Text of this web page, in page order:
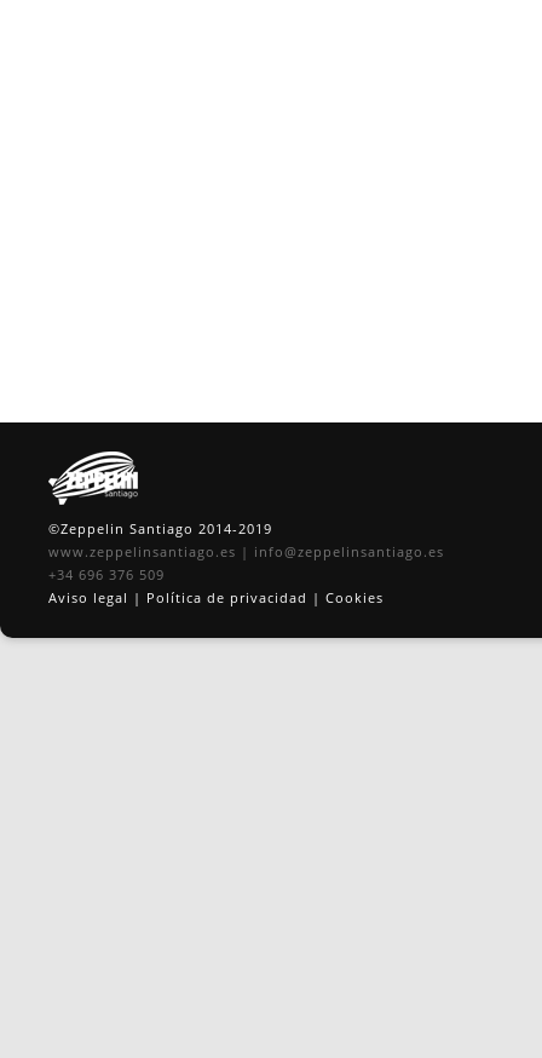
©Zeppelin Santiago 2014-2019
www.zeppelinsantiago.es | info@zeppelinsantiago.es
+34 696 376 509
Aviso legal | Política de privacidad | Cookies